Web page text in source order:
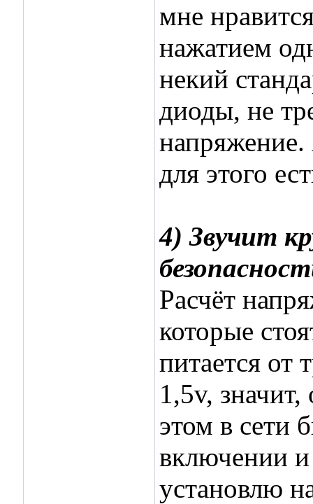
мне
нажатием
некий
диоды, не
напряжение.
для этого
4) Звучит
Расчёт
которые
питается от
1,5v,
этом в сети
включении
установлю